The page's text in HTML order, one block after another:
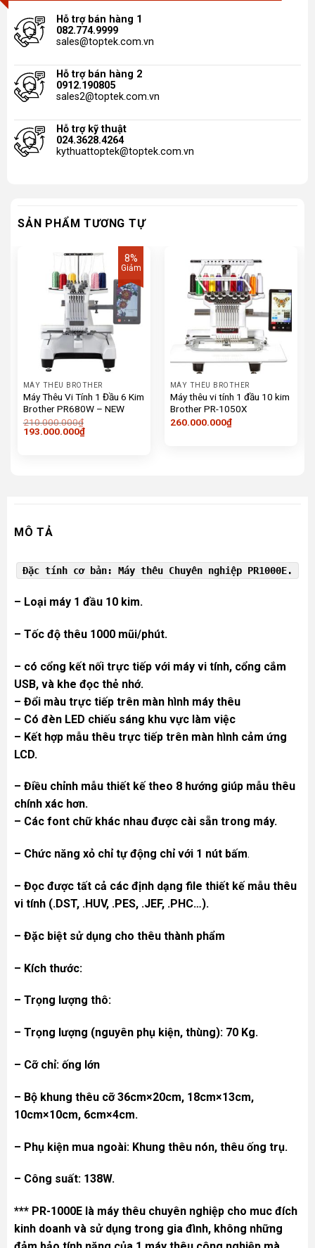
Hỗ trợ bán hàng 1
082.774.9999
sales@toptek.com.vn
Hỗ trợ bán hàng 2
0912.190805
sales2@toptek.com.vn
Hỗ trợ kỹ thuật
024.3628.4264
kythuattoptek@toptek.com.vn
SẢN PHẨM TƯƠNG TỰ
8%
Giảm
MÁY THÊU BROTHER
Máy Thêu Vi Tính 1 Đầu 6 Kim
Brother PR680W – NEW
210.000.000₫
Giá
193.000.000₫Giá
hiện
MÁY THÊU BROTHER
Máy thêu vi tính 1 đầu 10 kim
Brother PR-1050X
260.000.000₫
MÔ TẢ
Đặc tính cơ bản: Máy thêu Chuyên nghiệp PR1000E.
– Loại máy 1 đầu 10 kim.
– Tốc độ thêu 1000 mũi/phút.
– có cổng kết nối trực tiếp với máy vi tính, cổng cắm
USB, và khe đọc thẻ nhớ.
– Đổi màu trực tiếp trên màn hình máy thêu
– Có đèn LED chiếu sáng khu vực làm việc
– Kết hợp mẫu thêu trực tiếp trên màn hình cảm ứng
LCD.
– Điều chỉnh mẫu thiết kế theo 8 hướng giúp mẫu thêu
chính xác hơn.
– Các font chữ khác nhau được cài sẵn trong máy.
– Chức năng xỏ chỉ tự động chỉ với 1 nút bấm.
– Đọc được tất cả các định dạng file thiết kế mẫu thêu
vi tính (.DST, .HUV, .PES, .JEF, .PHC…).
– Đặc biệt sử dụng cho thêu thành phẩm
– Kích thước:
– Trọng lượng thô:
– Trọng lượng (nguyên phụ kiện, thùng): 70 Kg.
– Cỡ chỉ: ống lớn
– Bộ khung thêu cỡ 36cm×20cm, 18cm×13cm,
10cm×10cm, 6cm×4cm.
– Phụ kiện mua ngoài: Khung thêu nón, thêu ống trụ.
– Công suất: 138W.
*** PR-1000E là máy thêu chuyên nghiệp cho muc đích
kinh doanh và sử dụng trong gia đình, không những